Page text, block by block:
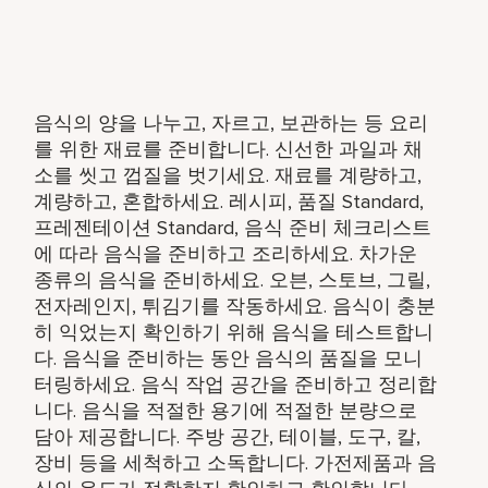
음식의 양을 나누고, 자르고, 보관하는 등 요리
를 위한 재료를 준비합니다. 신선한 과일과 채
소를 씻고 껍질을 벗기세요. 재료를 계량하고,
계량하고, 혼합하세요. 레시피, 품질 Standard,
프레젠테이션 Standard, 음식 준비 체크리스트
에 따라 음식을 준비하고 조리하세요. 차가운
종류의 음식을 준비하세요. 오븐, 스토브, 그릴,
전자레인지, 튀김기를 작동하세요. 음식이 충분
히 익었는지 확인하기 위해 음식을 테스트합니
다. 음식을 준비하는 동안 음식의 품질을 모니
터링하세요. 음식 작업 공간을 준비하고 정리합
니다. 음식을 적절한 용기에 적절한 분량으로
담아 제공합니다. 주방 공간, 테이블, 도구, 칼,
장비 등을 세척하고 소독합니다. 가전제품과 음